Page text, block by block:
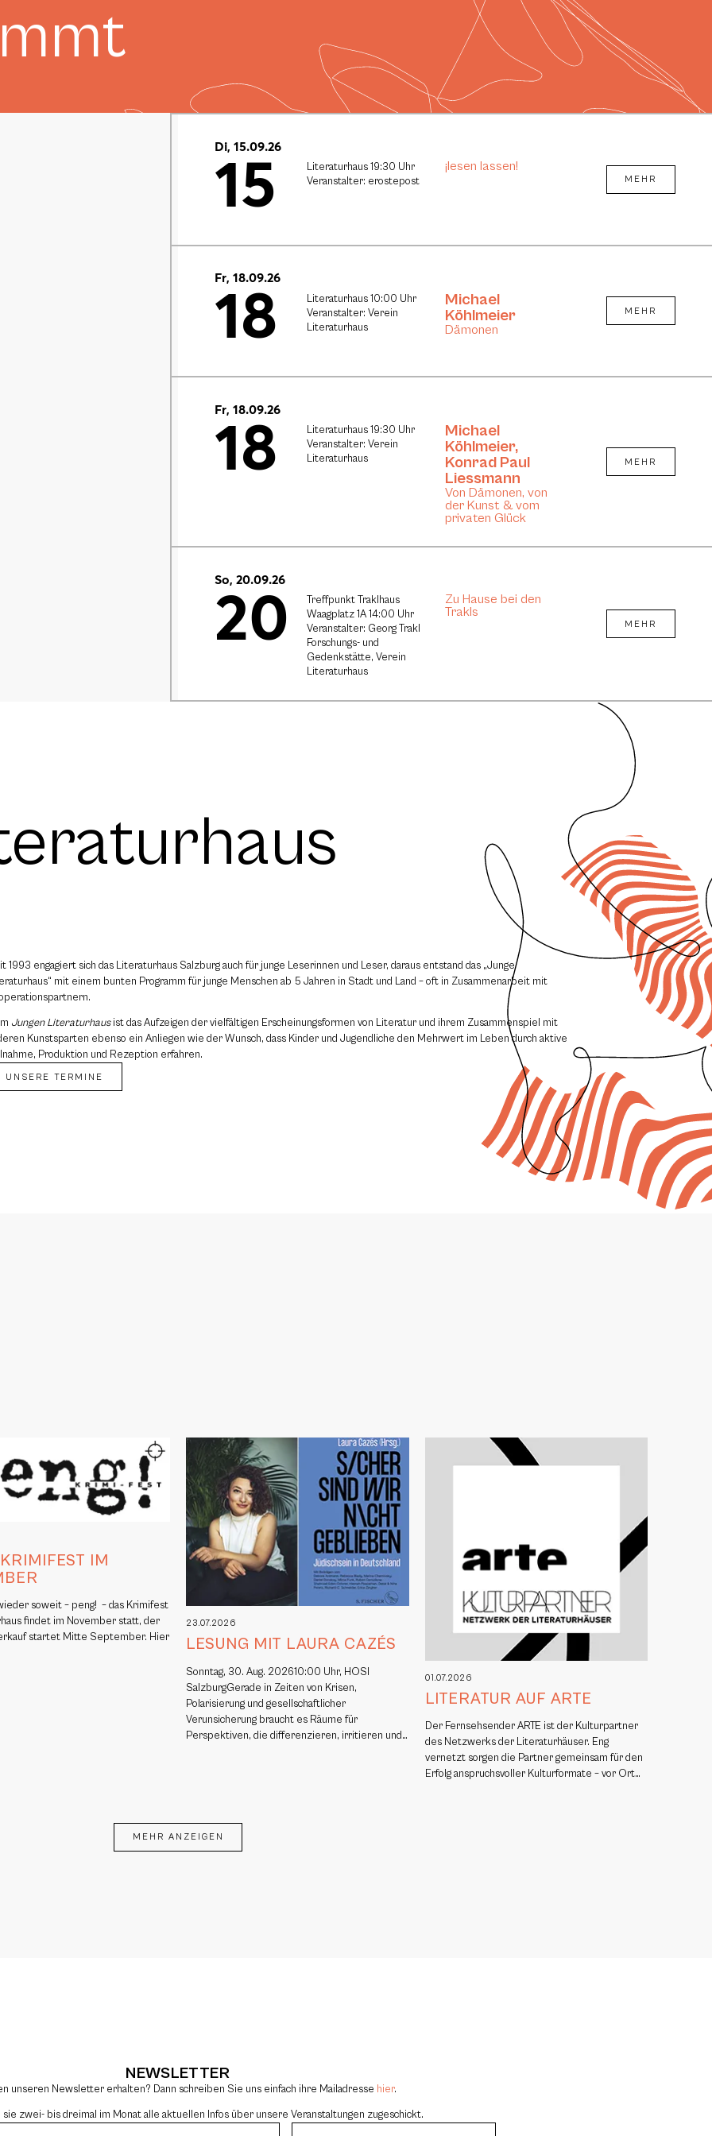
Di, 15.09.26
15
Literaturhaus 19:30 Uhr
Veranstalter: erostepost
¡lesen lassen!
MEHR
Fr, 18.09.26
18
Literaturhaus 10:00 Uhr
Veranstalter: Verein
Literaturhaus
Michael
Köhlmeier
Dämonen
MEHR
Fr, 18.09.26
18
Literaturhaus 19:30 Uhr
Veranstalter: Verein
Literaturhaus
Michael
Köhlmeier,
Konrad Paul
Liessmann
Von Dämonen, von
der Kunst & vom
privaten Glück
MEHR
So, 20.09.26
20
Treffpunkt Traklhaus
Waagplatz 1A 14:00 Uhr
Veranstalter: Georg Trakl
Forschungs- und
Gedenkstätte, Verein
Literaturhaus
Zu Hause bei den
Trakls
MEHR
1993 engagiert sich das Literaturhaus Salzburg auch für junge Leserinnen und Leser, daraus entstand das „Junge
mit einem bunten Programm für junge Menschen ab 5 Jahren in Stadt und Land – oft in Zusammenarbeit mit
Jungen Literaturhausist das Aufzeigen der vielfältigen Erscheinungsformen von Literatur und ihrem Zusammenspiel mit
Kunstsparten ebenso ein Anliegen wie der Wunsch, dass Kinder und Jugendliche den Mehrwert im Leben durch aktive
Produktion und Rezeption erfahren.
UNSERE TERMINE
IM
soweit – peng! – das Krimifest
findet im November statt, der
startet Mitte September. Hier
23.07.2026
LESUNG MIT LAURA CAZÉS
Sonntag, 30. Aug. 202610:00 Uhr, HOSI
SalzburgGerade in Zeiten von Krisen,
Polarisierung und gesellschaftlicher
Verunsicherung braucht es Räume für
Perspektiven, die differenzieren, irritieren und…
01.07.2026
LITERATUR AUF ARTE
Der Fernsehsender ARTE ist der Kulturpartner
des Netzwerks der Literaturhäuser. Eng
vernetzt sorgen die Partner gemeinsam für den
Erfolg anspruchsvoller Kulturformate – vor Ort…
MEHR ANZEIGEN
NEWSLETTER
unseren Newsletter erhalten? Dann schreiben Sie uns einfach ihre Mailadresse hier.
zwei- bis dreimal im Monat alle aktuellen Infos über unsere Veranstaltungen zugeschickt.